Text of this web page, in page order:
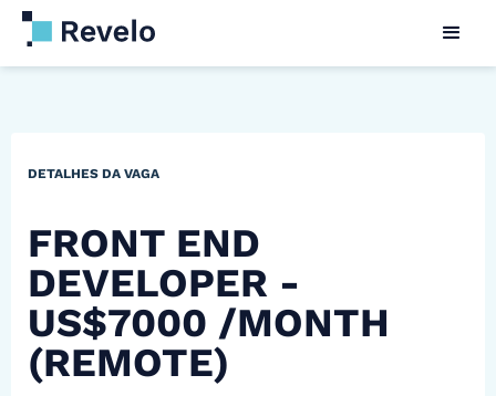
DETALHES DA VAGA
FRONT END
DEVELOPER -
US$7000 /MONTH
(REMOTE)